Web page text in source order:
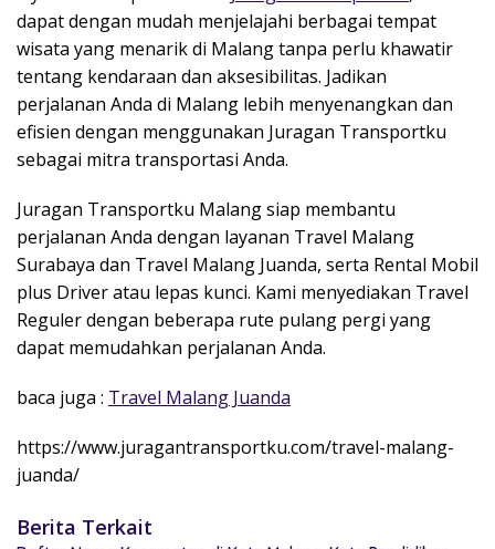
dapat dengan mudah menjelajahi berbagai tempat
wisata yang menarik di Malang tanpa perlu khawatir
tentang kendaraan dan aksesibilitas. Jadikan
perjalanan Anda di Malang lebih menyenangkan dan
efisien dengan menggunakan Juragan Transportku
sebagai mitra transportasi Anda.
Juragan Transportku Malang siap membantu
perjalanan Anda dengan layanan Travel Malang
Surabaya dan Travel Malang Juanda, serta Rental Mobil
plus Driver atau lepas kunci. Kami menyediakan Travel
Reguler dengan beberapa rute pulang pergi yang
dapat memudahkan perjalanan Anda.
baca juga : Travel Malang Juanda
https://www.juragantransportku.com/travel-malang-
juanda/
Berita Terkait